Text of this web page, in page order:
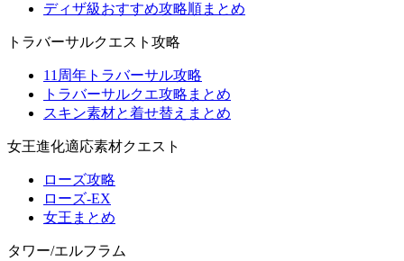
ディザ級おすすめ攻略順まとめ
トラバーサルクエスト攻略
11周年トラバーサル攻略
トラバーサルクエ攻略まとめ
スキン素材と着せ替えまとめ
女王進化適応素材クエスト
ローズ攻略
ローズ-EX
女王まとめ
タワー/エルフラム